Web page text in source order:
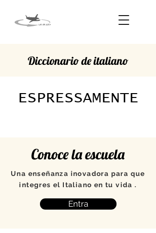
Diccionario de italiano
ESPRESSAMENTE
Conoce la escuela
Una enseñanza inovadora para que
integres el Italiano en tu vida .
Entra